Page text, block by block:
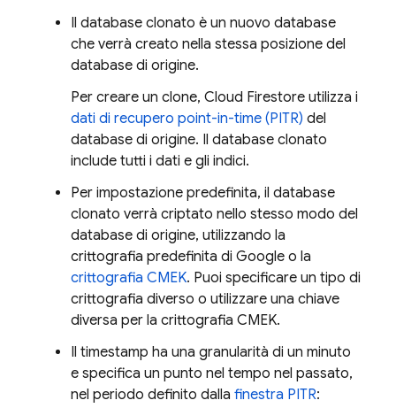
Il database clonato è un nuovo database
che verrà creato nella stessa posizione del
database di origine.
Per creare un clone, Cloud Firestore utilizza i
dati di recupero point-in-time (PITR) del
database di origine. Il database clonato
include tutti i dati e gli indici.
Per impostazione predefinita, il database
clonato verrà criptato nello stesso modo del
database di origine, utilizzando la
crittografia predefinita di Google o la
crittografia CMEK. Puoi specificare un tipo di
crittografia diverso o utilizzare una chiave
diversa per la crittografia CMEK.
Il timestamp ha una granularità di un minuto
e specifica un punto nel tempo nel passato,
nel periodo definito dalla finestra PITR: